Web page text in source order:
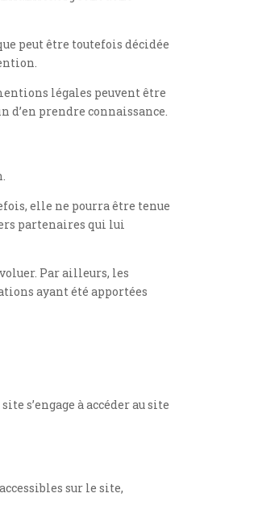
peut être toutefois décidée
légales peuvent être
prendre connaissance.
elle ne pourra être tenue
partenaires qui lui
Par ailleurs, les
ayant été apportées
s’engage à accéder au site
sur le site,